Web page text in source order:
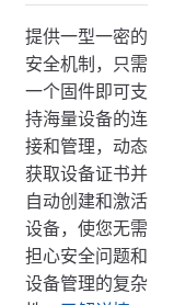
提供一型一密的
安全机制，只需
一个固件即可支
持海量设备的连
接和管理，动态
获取设备证书并
自动创建和激活
设备，使您无需
担心安全问题和
设备管理的复杂